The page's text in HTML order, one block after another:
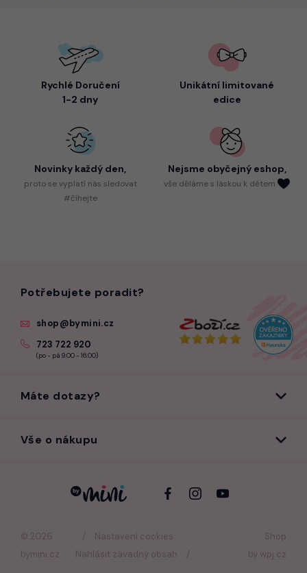
Rychlé Doručení
1-2 dny
Unikátní limitované
edice
Novinky každý den,
protose vyplatí nás sledovat
#číhejte
Nejsme obyčejný eshop,
vše děláme s láskou k dětem
© 2026
bymini.cz
Nastavení cookies
Nahlásit závadný obsah
Shop
by wpj.cz
Potřebujete poradit?
shop@bymini.cz
723 722 920
(po - pá 9:00 - 16:00)
Máte dotazy?
Vše o nákupu